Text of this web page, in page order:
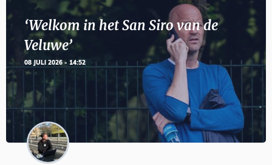
‘Welkom in het San Siro van de
Veluwe’
08 JULI 2026 - 14:52